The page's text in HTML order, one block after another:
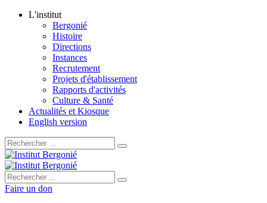
L'institut
Bergonié
Histoire
Directions
Instances
Recrutement
Projets d'établissement
Rapports d'activités
Culture & Santé
Actualités et Kiosque
English version
Rechercher :
Rechercher :
Faire un don